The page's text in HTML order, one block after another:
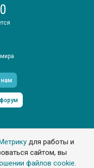
для работы и
сайтом, вы
файлов cookie.
нам
защищены
сайта с обязательной